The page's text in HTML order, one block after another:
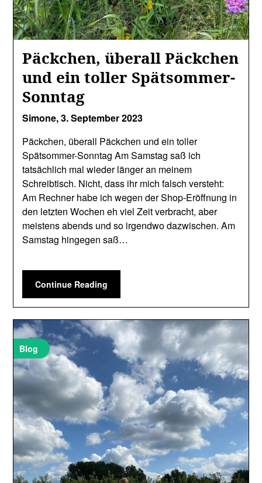
Päckchen, überall Päckchen
und ein toller Spätsommer-
Sonntag
Simone,3. September 2023
Päckchen, überall Päckchen und ein toller
Spätsommer-Sonntag Am Samstag saß ich
tatsächlich mal wieder länger an meinem
Schreibtisch. Nicht, dass ihr mich falsch versteht:
Am Rechner habe ich wegen der Shop-Eröffnung in
den letzten Wochen eh viel Zeit verbracht, aber
meistens abends und so irgendwo dazwischen. Am
Samstag hingegen saß…
Continue Reading
Blog